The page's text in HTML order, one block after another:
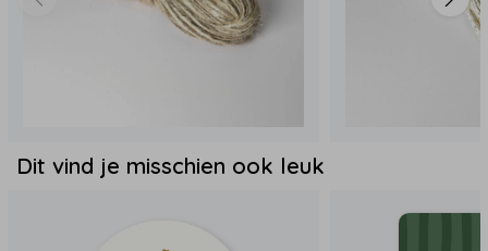
Dit vind je misschien ook leuk